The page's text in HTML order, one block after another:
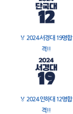
🏅 2024 서경대 19명합
격!!
🏅 2024 인하대 12명합
격!!